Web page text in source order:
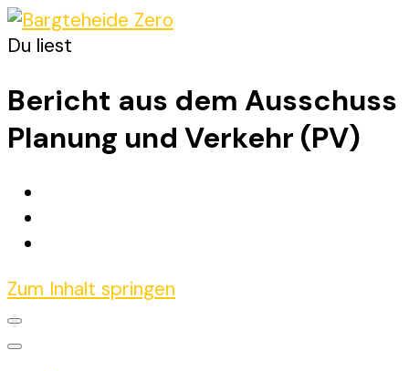
Du liest
Bericht aus dem Ausschuss
Planung und Verkehr (PV)
Zum Inhalt springen